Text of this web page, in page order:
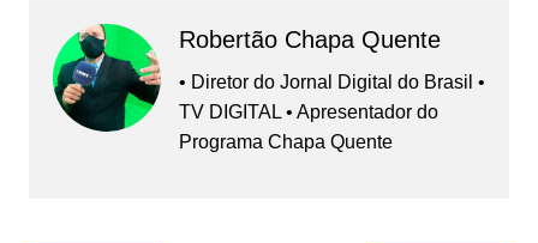
Robertão Chapa Quente
• Diretor do Jornal Digital do Brasil •
TV DIGITAL • Apresentador do
Programa Chapa Quente